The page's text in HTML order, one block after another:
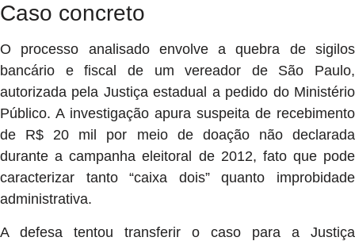
Caso concreto
O processo analisado envolve a quebra de sigilos
bancário e fiscal de um vereador de São Paulo,
autorizada pela Justiça estadual a pedido do Ministério
Público. A investigação apura suspeita de recebimento
de R$ 20 mil por meio de doação não declarada
durante a campanha eleitoral de 2012, fato que pode
caracterizar tanto “caixa dois” quanto improbidade
administrativa.
A defesa tentou transferir o caso para a Justiça